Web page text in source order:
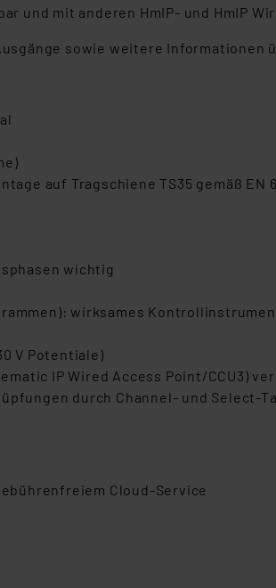
und mit anderen HmIP- und HmIP
sowie weitere Informationen
auf Tragschiene TS35 gemäß EN
wichtig
wirksames
V Potentiale)
IP Wired Access Point/CCU3)
durch Channel- und Select-
Cloud-Service